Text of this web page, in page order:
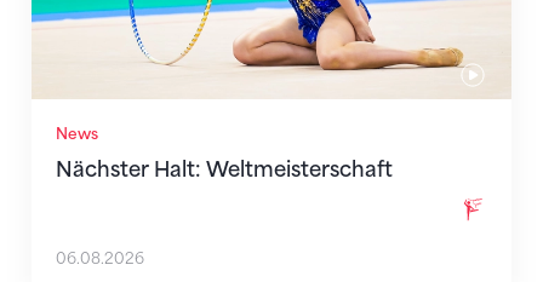
News
Nächster Halt: Weltmeisterschaft
06.08.2026